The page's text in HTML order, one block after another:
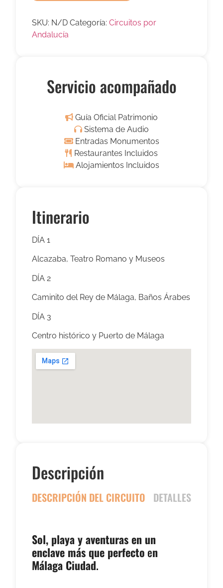
SKU: N/D Categoría: Circuitos por
Andalucía
Servicio acompañado
Guía Oficial Patrimonio
Sistema de Audio
Entradas Monumentos
Restaurantes Incluidos
Alojamientos Incluidos
Itinerario
DÍA 1
Alcazaba, Teatro Romano y Museos
DÍA 2
Caminito del Rey de Málaga, Baños Árabes
DÍA 3
Centro histórico y Puerto de Málaga
Descripción
DESCRIPCIÓN DEL CIRCUITO DETALLES DEL
Sol, playa y aventuras en un
enclave más que perfecto en
Málaga Ciudad.